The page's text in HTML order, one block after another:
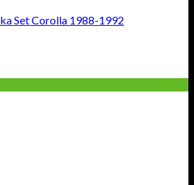
Set Corolla 1988-1992